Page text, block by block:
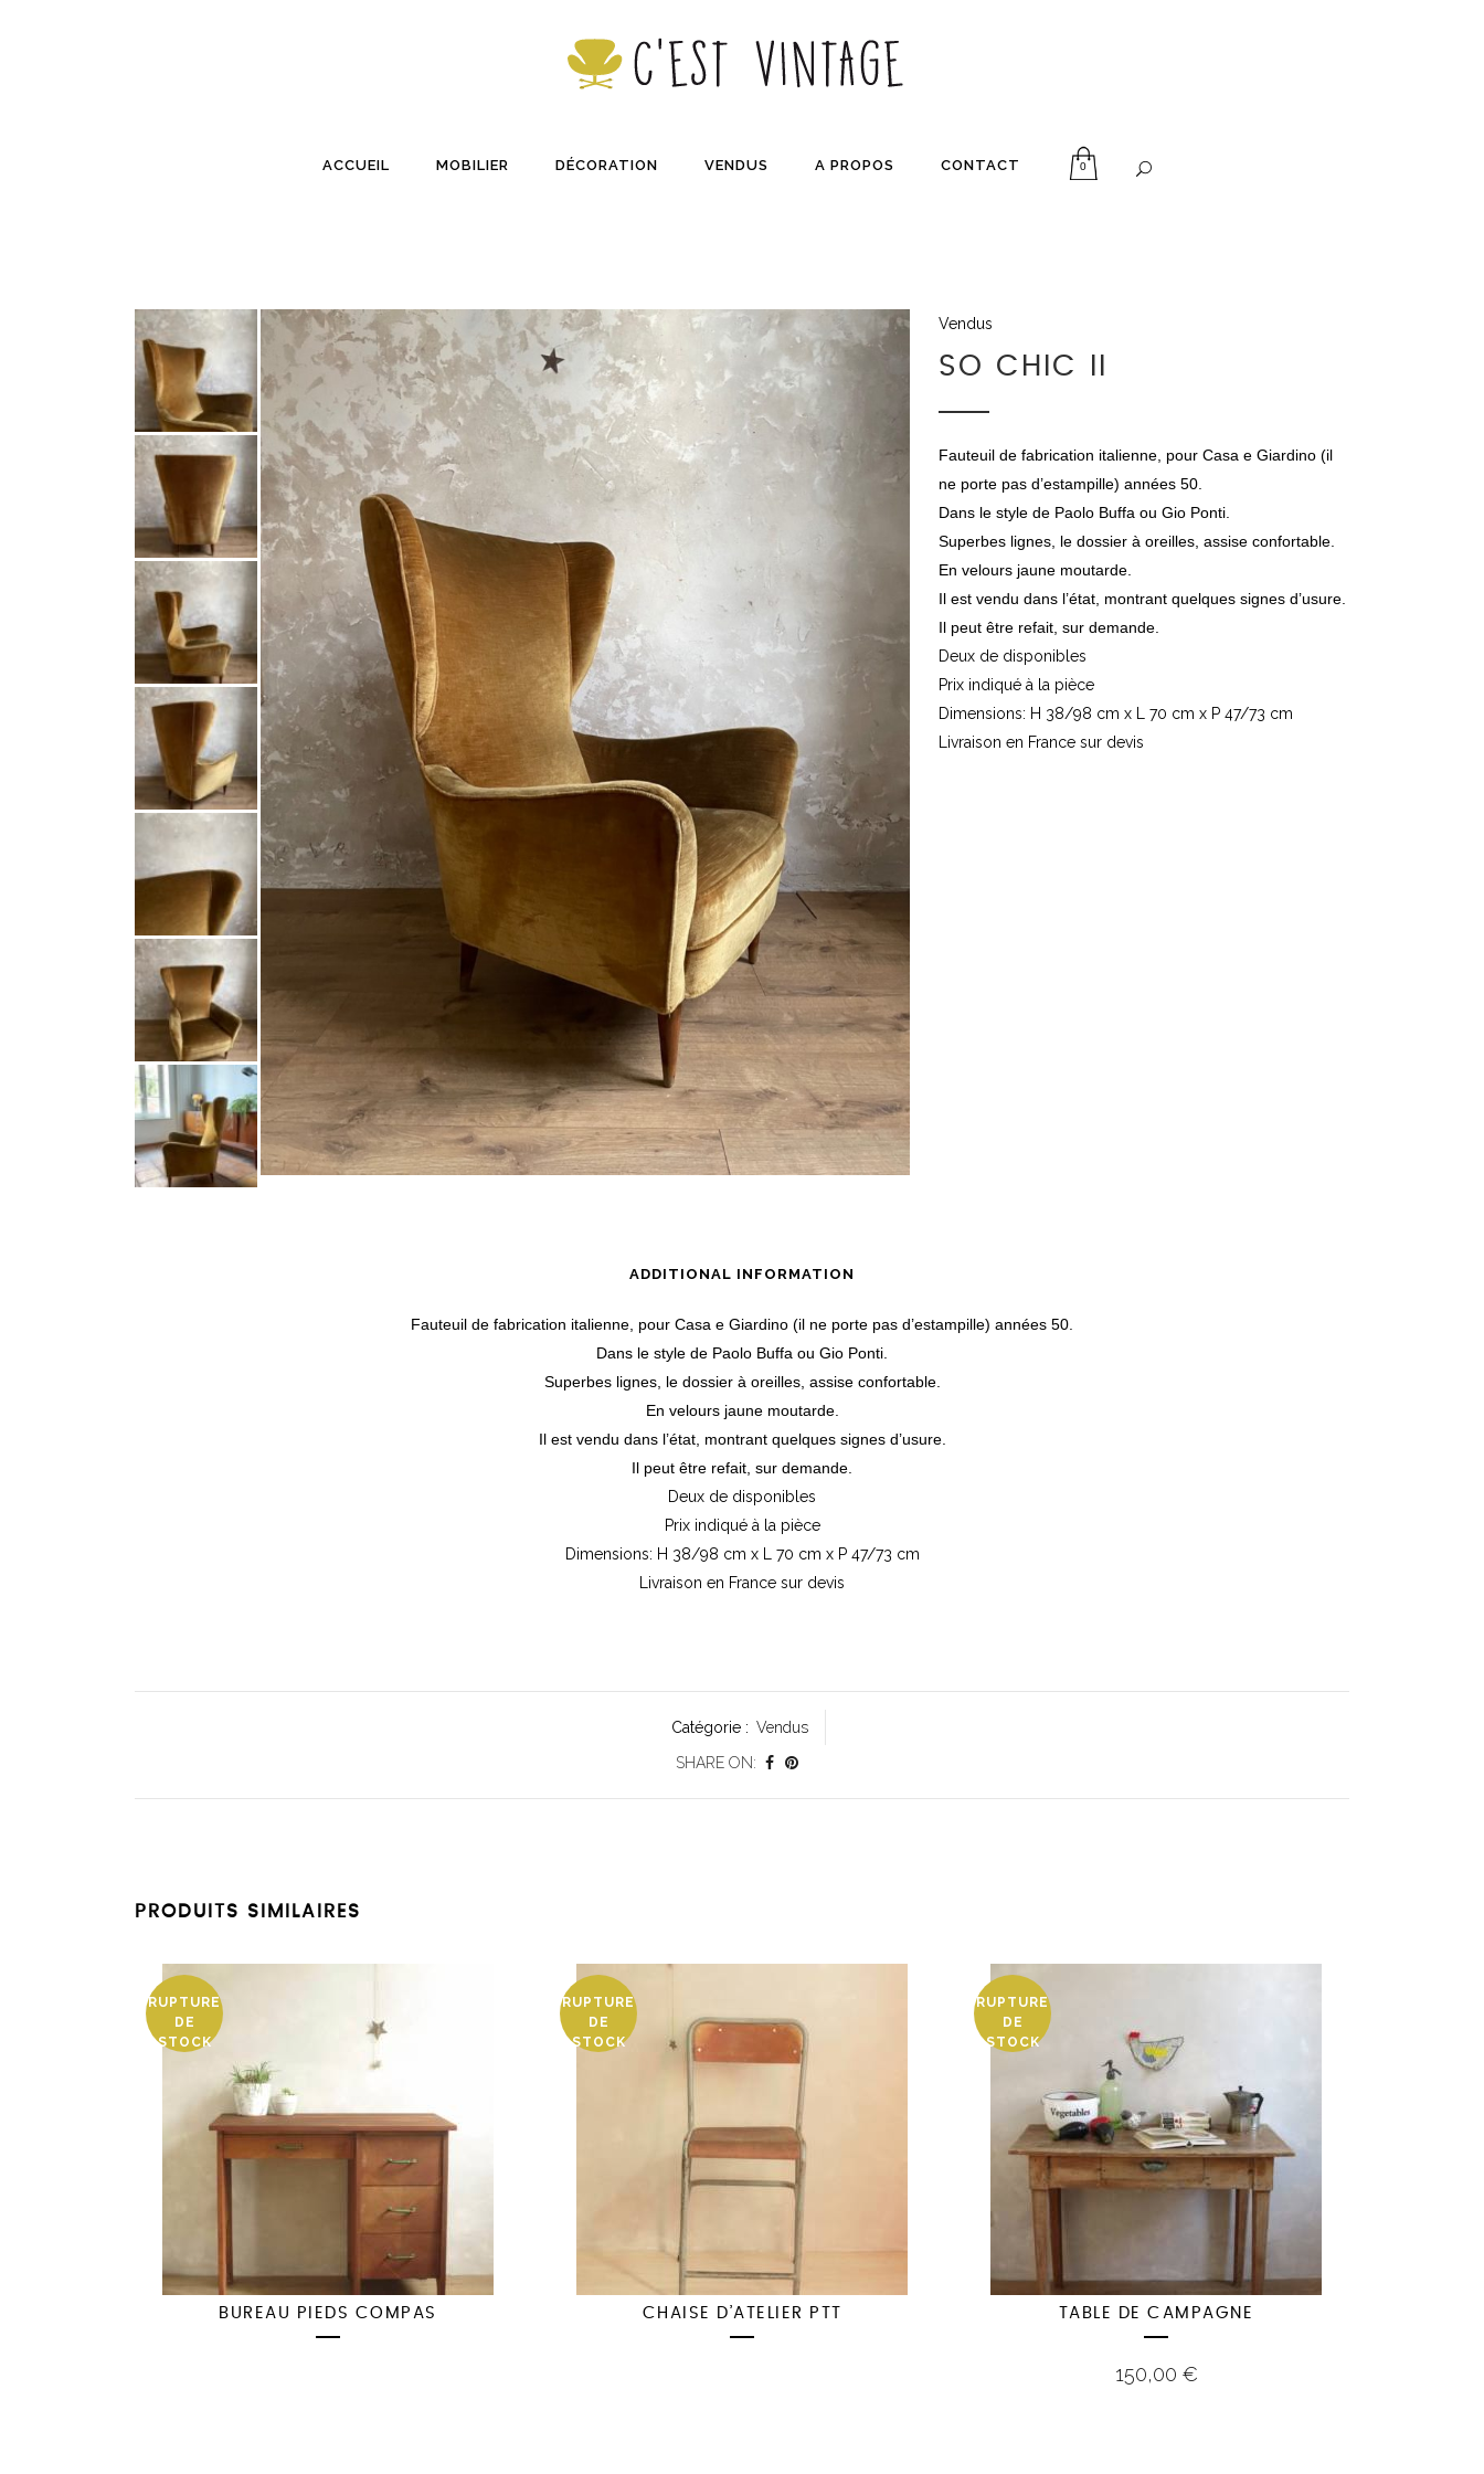
ACCUEIL MOBILIER DÉCORATION VENDUS A PROPOS CONTACT 0
Vendus
SO CHIC II
Fauteuil de fabrication italienne, pour Casa e Giardino (il
ne porte pas d’estampille) années 50.
Dans le style de Paolo Buffa ou Gio Ponti.
Superbes lignes, le dossier à oreilles, assise confortable.
En velours jaune moutarde.
Il est vendu dans l’état, montrant quelques signes d’usure.
Il peut être refait, sur demande.
Deux de disponibles
Prix indiqué à la pièce
Dimensions: H 38/98 cm x L 70 cm x P 47/73 cm
Livraison en France sur devis
ADDITIONAL INFORMATION
Fauteuil de fabrication italienne, pour Casa e Giardino (il ne porte pas d’estampille) années 50.
Dans le style de Paolo Buffa ou Gio Ponti.
Superbes lignes, le dossier à oreilles, assise confortable.
En velours jaune moutarde.
Il est vendu dans l’état, montrant quelques signes d’usure.
Il peut être refait, sur demande.
Deux de disponibles
Prix indiqué à la pièce
Dimensions: H 38/98 cm x L 70 cm x P 47/73 cm
Livraison en France sur devis
Catégorie : Vendus
SHARE ON:
PRODUITS SIMILAIRES
RUPTURE
DE
STOCK
BUREAU PIEDS COMPAS
RUPTURE
DE
STOCK
CHAISE D’ATELIER PTT
RUPTURE
DE
STOCK
TABLE DE CAMPAGNE
150,00 €